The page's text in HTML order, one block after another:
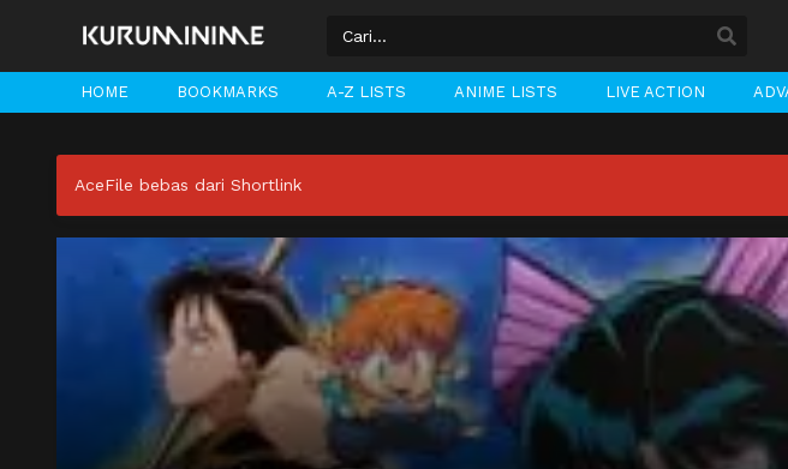
HOME BOOKMARKS A-Z LISTS ANIME LISTS LIVE ACTION
AceFile bebas dari Shortlink